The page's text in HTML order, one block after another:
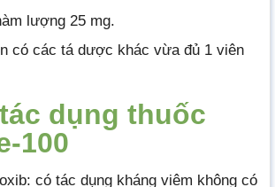
lượng 25 mg.
có các tá dược khác vừa đủ 1 viên
dụng thuốc
100
có tác dụng kháng viêm không có